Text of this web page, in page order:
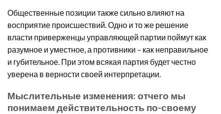
Общественные позиции также сильно влияют на
восприятие происшествий. Одно и то же решение
власти приверженцы управляющей партии поймут как
разумное и уместное, а противники – как неправильное
и губительное. При этом всякая партия будет честно
уверена в верности своей интерпретации.
Мыслительные изменения: отчего мы
понимаем действительность по-своему